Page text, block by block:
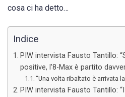
cosa ci ha detto…
Indice
PIW intervista Fausto Tantillo:
positive, l’8-Max è partito
“Una volta ribaltato è arrivata
PIW intervista Fausto Tantillo: